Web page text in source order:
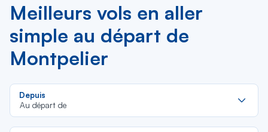
Meilleurs vols en aller
simple au départ de
Montpelier
Depuis
Au départ de